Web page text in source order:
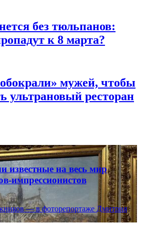
без тюльпанов:
к 8 марта?
мужей, чтобы
ультрановый ресторан
известные на весь мир
импрессионистов
— в фоторепортаже Дмитрия